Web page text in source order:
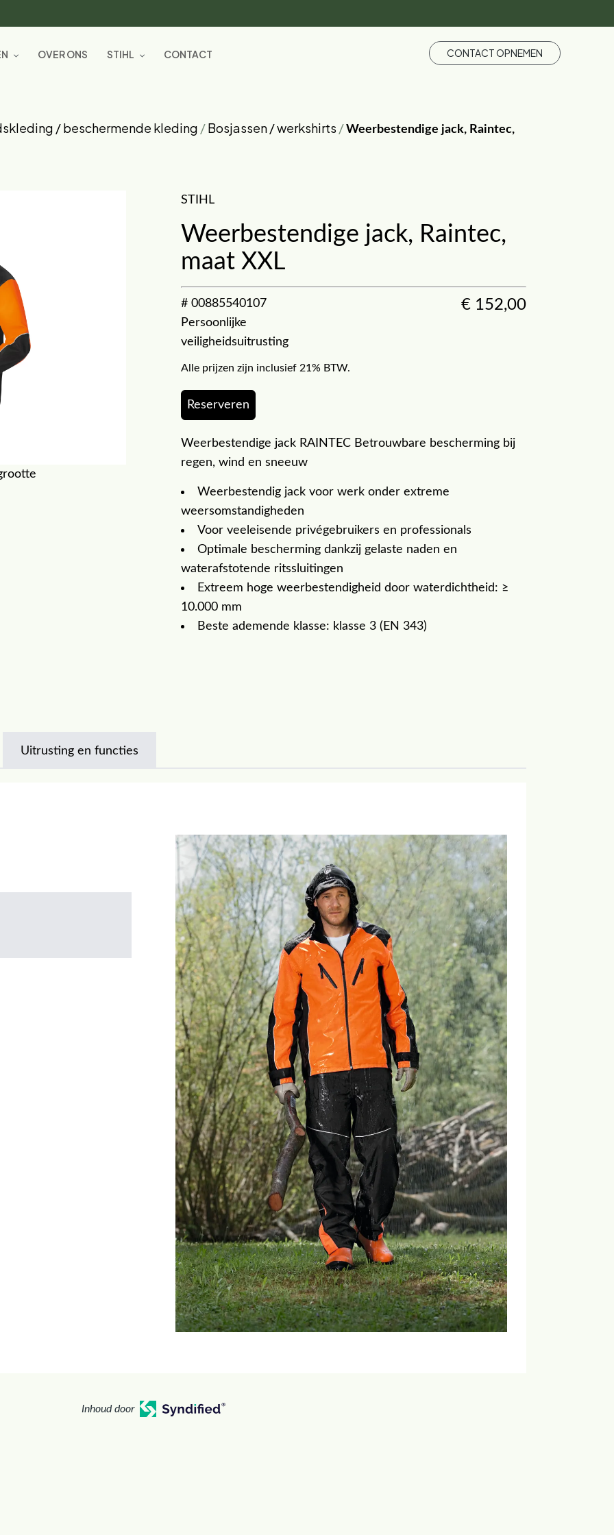
OVER ONS STIHL CONTACT CONTACT OPNEMEN
/ beschermende kleding /Bosjassen / werkshirts /Weerbestendige jack, Raintec,
STIHL
Weerbestendige jack, Raintec,
maat XXL
# 00885540107
Persoonlijke
veiligheidsuitrusting
€ 152,00
Alle prijzen zijn inclusief 21% BTW.
Reserveren
Weerbestendige jack RAINTEC Betrouwbare bescherming bij
regen, wind en sneeuw
Weerbestendig jack voor werk onder extreme
weersomstandigheden
Voor veeleisende privégebruikers en professionals
Optimale bescherming dankzij gelaste naden en
waterafstotende ritssluitingen
Extreem hoge weerbestendigheid door waterdichtheid: ≥
10.000 mm
Beste ademende klasse: klasse 3 (EN 343)
Uitrusting en functies
Inhoud door